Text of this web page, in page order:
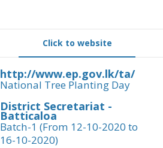
Click to website
http://www.ep.gov.lk/ta/
National Tree Planting Day
District Secretariat -
Batticaloa
Batch-1 (From 12-10-2020 to
16-10-2020)